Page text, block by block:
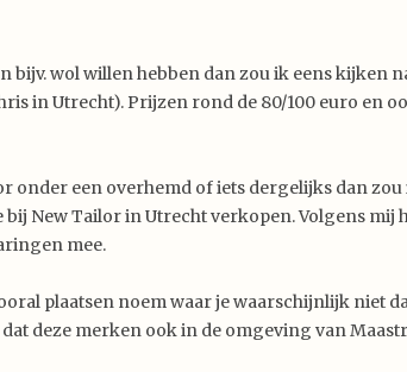
bijv. wol willen hebben dan zou ik eens kijken
in Utrecht). Prijzen rond de 80/100 euro en
onder een overhemd of iets dergelijks dan zou
New Tailor in Utrecht verkopen. Volgens mij
mee.
plaatsen noem waar je waarschijnlijk niet
deze merken ook in de omgeving van